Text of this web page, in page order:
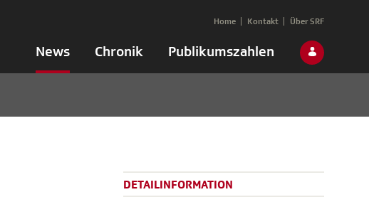
News Chronik Publikumszahlen
Home Kontakt Über SRF
DETAILINFORMATION